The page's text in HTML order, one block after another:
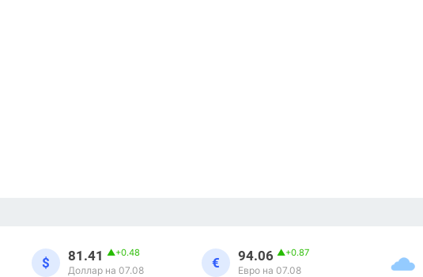
$ 81.41 ▲+0.48
Доллар на 07.08 € 94.06 ▲+0.87
Евро на 07.08